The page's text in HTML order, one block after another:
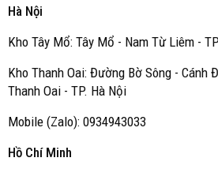
Hà Nội
Kho Tây Mổ: Tây Mổ - Nam Từ Liêm -
Kho Thanh Oai: Đường Bờ Sông - Cánh
Thanh Oai - TP. Hà Nội
Mobile (Zalo): 0934943033
Hồ Chí Minh